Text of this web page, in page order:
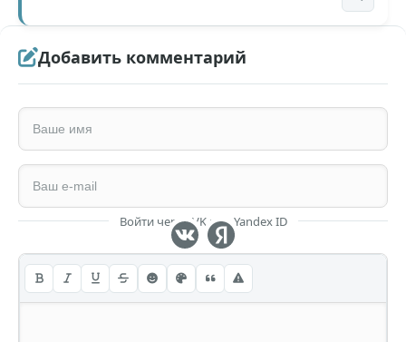
Добавить комментарий
Войти через VK или Yandex ID